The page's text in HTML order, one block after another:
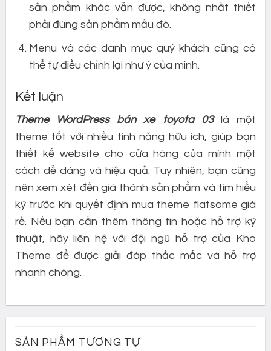
sản phẩm khác vẫn được, không nhất thiết
phải đúng sản phẩm mẫu đó.
Menu và các danh mục quý khách cũng có
thể tự điều chỉnh lại như ý của mình.
Kết luận
Theme WordPress bán xe toyota 03
là một
theme tốt với nhiều tính năng hữu ích, giúp bạn
thiết kế website cho cửa hàng của mình một
cách dễ dàng và hiệu quả. Tuy nhiên, bạn cũng
nên xem xét đến giá thành sản phẩm và tìm hiểu
kỹ trước khi quyết định mua theme flatsome giá
rẻ. Nếu bạn cần thêm thông tin hoặc hỗ trợ kỹ
thuật, hãy liên hệ với đội ngũ hỗ trợ của Kho
Theme để được giải đáp thắc mắc và hỗ trợ
nhanh chóng.
SẢN PHẨM TƯƠNG TỰ